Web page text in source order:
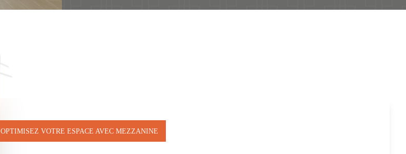
OPTIMISEZ VOTRE ESPACE AVEC MEZZANINE